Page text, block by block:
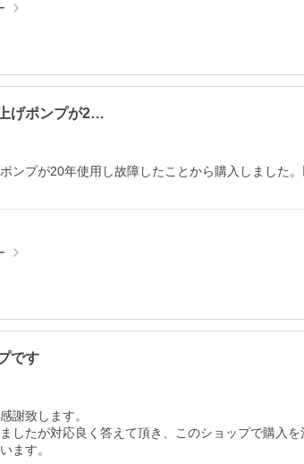
げポンプが2…
ンプが20年使用し故障したことから購入しました
です
謝致します。
したが対応良く答えて頂き、このショップで購入を
ます。